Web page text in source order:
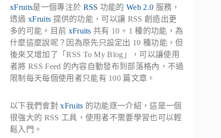
xFruits是一個專注於 RSS 功能的Web 2.0 服務，
透過 xFruits 提供的功能，可以讓 RSS 創造出更
多的可能。目前 xFruits 共有 10 + 1 種的功能，為
什麼這麼說呢？因為原先只設定出 10 種功能，但
後來又增加了「RSS To My Blog 」，可以讓使用
者將 RSS Feed 的內容自動發布到部落格內，不過
限制每天每個使用者只能有 100 篇文章。
以下我們會對xFruits 的功能逐一介紹，這是一個
很強大的 RSS 工具，使用者不需要學習也可以輕
鬆入門。